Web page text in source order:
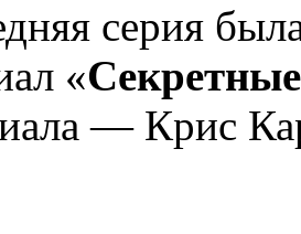
серия
«
— Крис